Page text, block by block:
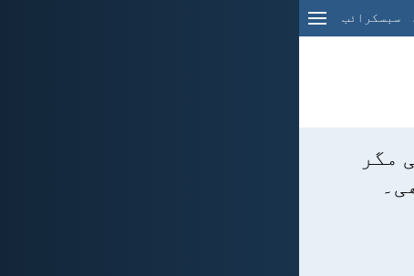
سبسکرائب
مگر